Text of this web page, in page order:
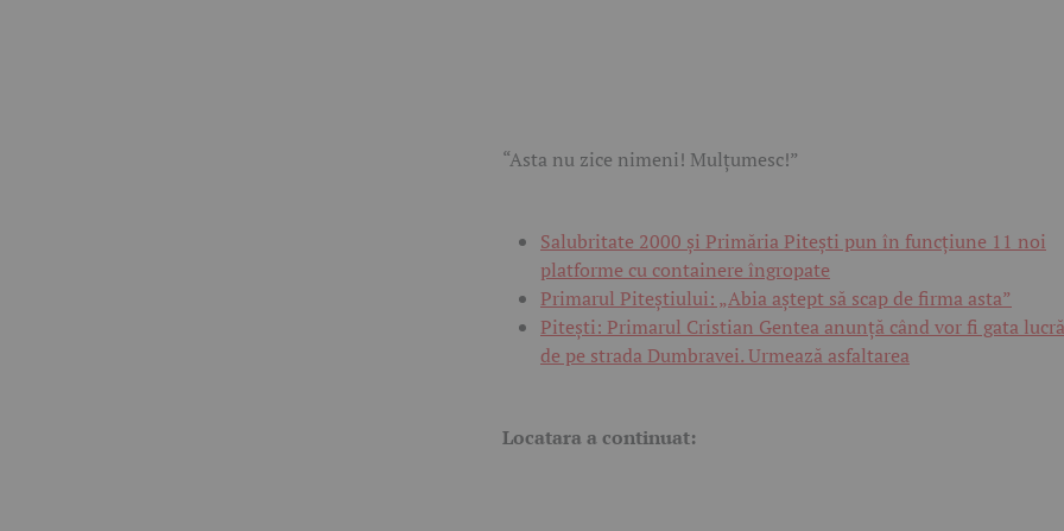
“Asta nu zice nimeni! Mulțumesc!”
Salubritate 2000 și Primăria Pitești pun în funcțiune 11 noi
platforme cu containere îngropate
Primarul Piteștiului: „Abia aștept să scap de firma asta”
Pitești: Primarul Cristian Gentea anunță când vor fi gata
de pe strada Dumbravei. Urmează asfaltarea
Locatara a continuat: